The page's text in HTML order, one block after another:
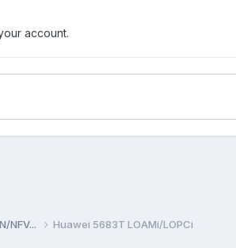
account.
NFV... Huawei 5683T LOAMi/LOPCi